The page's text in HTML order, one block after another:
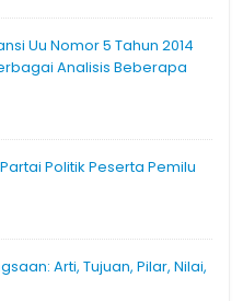
Uu Nomor 5 Tahun 2014
Analisis Beberapa
Politik Peserta Pemilu
Arti, Tujuan, Pilar, Nilai,